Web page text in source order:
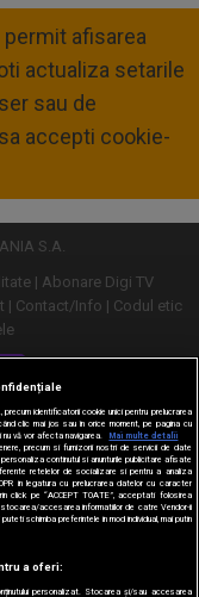
afisarea
actualiza setarile
sau de
accepti cookie-
S.A.
Abonare Digi TV
Contact/Info
Codul etic
identificatorii cookie unici pentru prelucrarea
clic mai jos sau în orice moment, pe pagina cu
vă vor afecta navigarea.
Mai multe detalii
precum si furnizorii nostri de servicii de date
continutul si anunturile publicitare afisate
retelelor de socializare si pentru a analiza
in legatura cu prelucrarea datelor cu caracter
click pe “ACCEPT TOATE”, acceptati folosirea
stocarea/accesarea informatiilor de catre Vendor-ii
schimba preferintele in mod individual, mai putin
a oferi:
personalizat. Stocarea și/sau accesarea